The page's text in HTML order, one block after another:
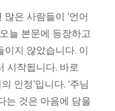
은 사람들이 ‘언어
늘 본문에 등장하고
지 않았습니다. 이
시작됩니다. 바로
인정’입니다. ‘주님
는 것은 마음에 담을